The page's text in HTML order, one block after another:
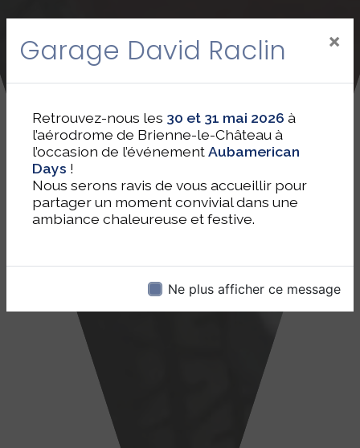
Garage David Raclin ×
Retrouvez-nous les 30 et 31 mai 2026 à
l’aérodrome de Brienne-le-Château à
l’occasion de l’événementAubamerican
Days !
Nous serons ravis de vous accueillir pour
partager un moment convivial dans une
ambiance chaleureuse et festive.
Ne plus afficher ce message